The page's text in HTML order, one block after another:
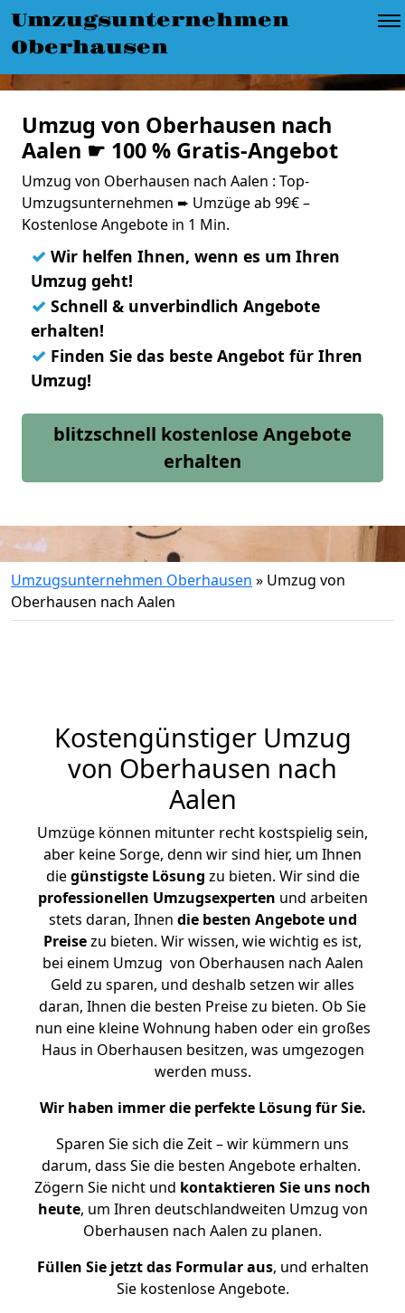
Umzugsunternehmen
Oberhausen
Umzug von Oberhausen nach
Aalen ☛ 100 % Gratis-Angebot
Umzug von Oberhausen nach Aalen : Top-
Umzugsunternehmen ➨ Umzüge ab 99€ –
Kostenlose Angebote in 1 Min.
✓ Wir helfen Ihnen, wenn es um Ihren
Umzug geht!
✓ Schnell & unverbindlich Angebote
erhalten!
✓ Finden Sie das beste Angebot für Ihren
Umzug!
blitzschnell kostenlose Angebote
erhalten
Umzugsunternehmen Oberhausen » Umzug von
Oberhausen nach Aalen
Kostengünstiger Umzug
von Oberhausen nach
Aalen
Umzüge können mitunter recht kostspielig sein,
aber keine Sorge, denn wir sind hier, um Ihnen
diegünstigste Lösung zu bieten. Wir sind die
professionellen Umzugsexperten und arbeiten
stets daran, Ihnen die besten Angebote und
Preisezu bieten. Wir wissen, wie wichtig es ist,
bei einem Umzug von Oberhausen nach Aalen
Geld zu sparen, und deshalb setzen wir alles
daran, Ihnen die besten Preise zu bieten. Ob Sie
nun eine kleine Wohnung haben oder ein großes
Haus in Oberhausen besitzen, was umgezogen
werden muss.
Wir haben immer die perfekte Lösung für Sie.
Sparen Sie sich die Zeit – wir kümmern uns
darum, dass Sie die besten Angebote erhalten.
Zögern Sie nicht und kontaktieren Sie uns noch
heute, um Ihren deutschlandweiten Umzug von
Oberhausen nach Aalen zu planen.
Füllen Sie jetzt das Formular aus, und erhalten
Sie kostenlose Angebote.